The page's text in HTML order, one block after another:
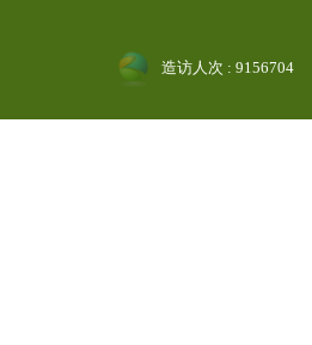
造访人次 : 9156704